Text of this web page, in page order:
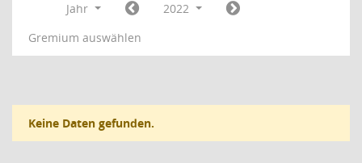
Jahr
2022
Gremium auswählen
Keine Daten gefunden.